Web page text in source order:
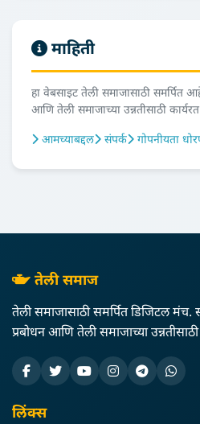
माहिती
हा वेबसाइट तेली समाजासाठी समर्पित
आणि तेली समाजाच्या उन्नतीसाठी
आमच्याबद्दल
संपर्क गोपनीयता
तेली समाज
तेली समाजासाठी समर्पित डिजिटल मंच.
प्रबोधन आणि तेली समाजाच्या उन्नतीसाठी
लिंक्स